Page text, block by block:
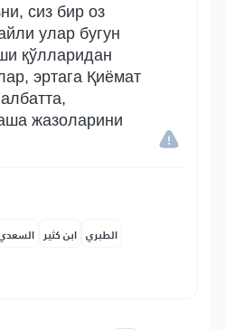
сиз бир оз
улар бугун
қўлларидан
эртага Қиёмат
жазоларини
ابن كثير الطبري